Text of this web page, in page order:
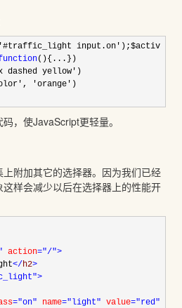
'#traffic_light input.on ' );$activ
(){...})
dashed yellow ' )
' , 'orange ' )
，使JavaScript更轻量。
附加其它的选择器。因为我们已经
样会减少以后在选择器上的性能开
action="/">
</h2>
>
="on" name="light" value="red"